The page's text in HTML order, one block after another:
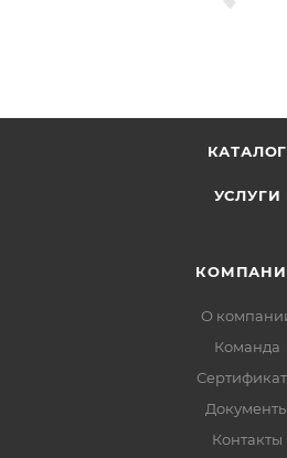
КАТАЛОГ
УСЛУГИ
О
Команда
Документы
Контакты